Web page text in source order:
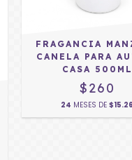
FRAGANCIA
CANELA PARA
CASA 500ML
$260
24 MESES DE$15.26